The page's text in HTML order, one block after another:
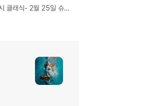
18시 클래식- 2월 25일 슈만 카니발